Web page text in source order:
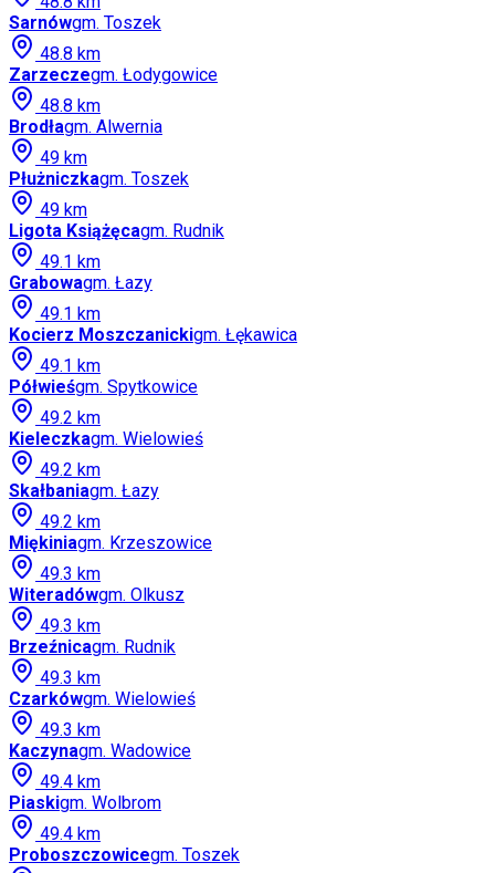
Sarnówgm. Toszek
48.8 km
Zarzeczegm. Łodygowice
48.8 km
Brodłagm. Alwernia
49 km
Płużniczkagm. Toszek
49 km
Ligota Książęcagm. Rudnik
49.1 km
Grabowagm. Łazy
49.1 km
Kocierz Moszczanickigm. Łękawica
49.1 km
Półwieśgm. Spytkowice
49.2 km
Kieleczkagm. Wielowieś
49.2 km
Skałbaniagm. Łazy
49.2 km
Miękiniagm. Krzeszowice
49.3 km
Witeradówgm. Olkusz
49.3 km
Brzeźnicagm. Rudnik
49.3 km
Czarkówgm. Wielowieś
49.3 km
Kaczynagm. Wadowice
49.4 km
Piaskigm. Wolbrom
49.4 km
Proboszczowicegm. Toszek